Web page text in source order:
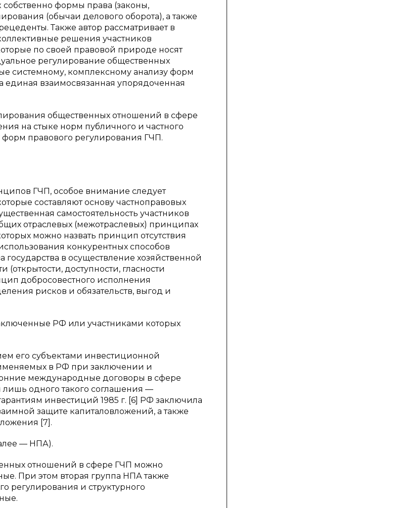
формы права (законы,
(обычаи делового оборота), а также
Также автор рассматривает в
решения участников
по своей правовой природе носят
регулирование общественных
системному, комплексному анализу форм
единая взаимосвязанная упорядоченная
общественных отношений в сфере
на стыке норм публичного и частного
правового регулирования ГЧП.
ГЧП, особое внимание следует
составляют основу частноправовых
самостоятельность участников
отраслевых (межотраслевых) принципах
можно назвать принцип отсутствия
конкурентных способов
в осуществление хозяйственной
доступности, гласности
добросовестного исполнения
рисков и обязательств, выгод и
РФ или участниками которых
его субъектами инвестиционной
в РФ при заключении и
международные договоры в сфере
одного такого соглашения —
инвестиций 1985 г. [6] РФ заключила
защите капиталовложений, а также
[7].
— НПА).
отношений в сфере ГЧП можно
При этом вторая группа НПА также
регулирования и структурного